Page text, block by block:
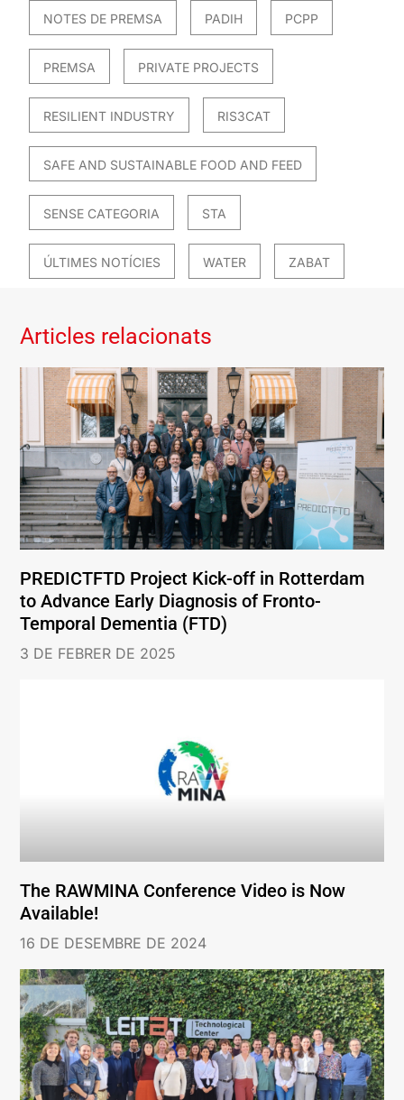
NOTES DE PREMSA PADIH PCPP
PREMSA PRIVATE PROJECTS
RESILIENT INDUSTRY RIS3CAT
SAFE AND SUSTAINABLE FOOD AND FEED
SENSE CATEGORIA STA
ÚLTIMES NOTÍCIES WATER ZABAT
Articles relacionats
PREDICTFTD Project Kick-off in Rotterdam
to Advance Early Diagnosis of Fronto-
Temporal Dementia (FTD)
3 DE FEBRER DE 2025
The RAWMINA Conference Video is Now
Available!
16 DE DESEMBRE DE 2024